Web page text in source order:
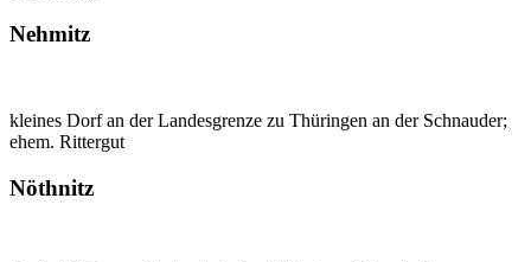
Nehmitz
kleines Dorf an der Landesgrenze zu Thüringen an der Schnauder;
ehem. Rittergut
Nöthnitz